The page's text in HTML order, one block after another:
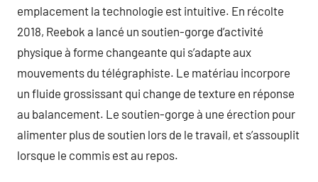
emplacement la technologie est intuitive. En récolte
2018, Reebok a lancé un soutien-gorge d’activité
physique à forme changeante qui s’adapte aux
mouvements du télégraphiste. Le matériau incorpore
un fluide grossissant qui change de texture en réponse
au balancement. Le soutien-gorge à une érection pour
alimenter plus de soutien lors de le travail, et s’assouplit
lorsque le commis est au repos.